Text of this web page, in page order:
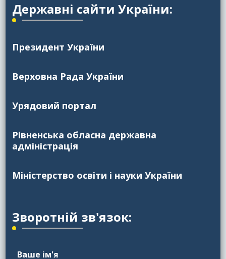
Державні сайти України:
Президент України
Верховна Рада України
Урядовий портал
Рівненська обласна державна
адміністрація
Міністерство освіти і науки України
Зворотній зв'язок:
Ваше ім'я